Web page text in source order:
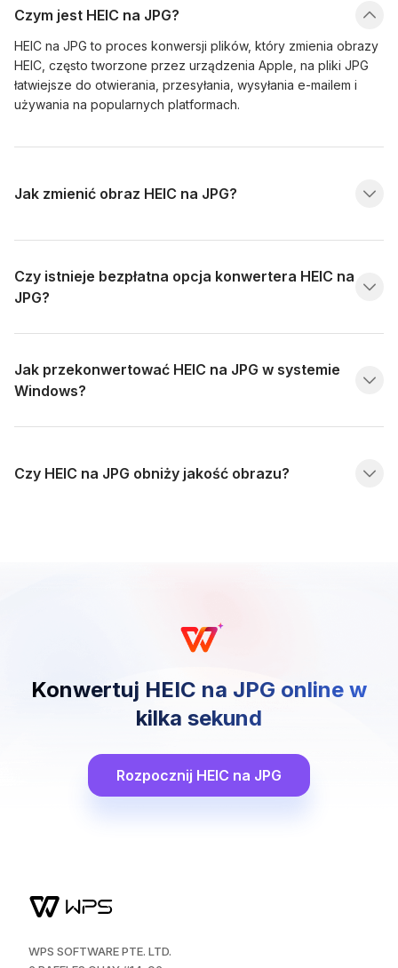
Czym jest HEIC na JPG?
HEIC na JPG to proces konwersji plików, który zmienia obrazy
HEIC, często tworzone przez urządzenia Apple, na pliki JPG
łatwiejsze do otwierania, przesyłania, wysyłania e-mailem i
używania na popularnych platformach.
Jak zmienić obraz HEIC na JPG?
Czy istnieje bezpłatna opcja konwertera HEIC na
JPG?
Jak przekonwertować HEIC na JPG w systemie
Windows?
Czy HEIC na JPG obniży jakość obrazu?
Konwertuj HEIC na JPG online w
kilka sekund
Rozpocznij HEIC na JPG
WPS SOFTWARE PTE. LTD.